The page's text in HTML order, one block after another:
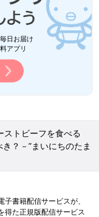
日お届け
アプリ
ストビーフを食べる
？－”まいにちのたま
書籍配信サービスが、
得た正規版配信サービス